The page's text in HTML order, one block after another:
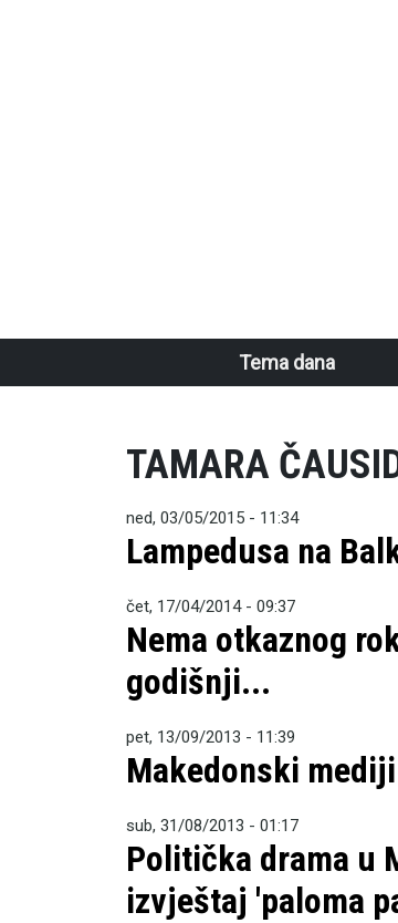
Tema dana
TAMARA
ned, 03/05/2015 - 11:34
Lampedusa na
čet, 17/04/2014 - 09:37
Nema otkaznog
godišnji...
pet, 13/09/2013 - 11:39
Makedonski
sub, 31/08/2013 - 01:17
Politička drama u
izvještaj 'paloma